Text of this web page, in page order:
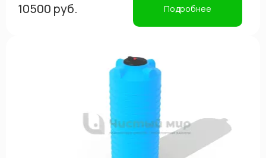
10500 руб. Подробнее